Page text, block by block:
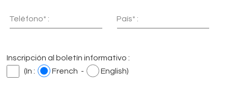
Teléfono* : País* :
Inscripción al boletín informativo :
(In :
French - English)